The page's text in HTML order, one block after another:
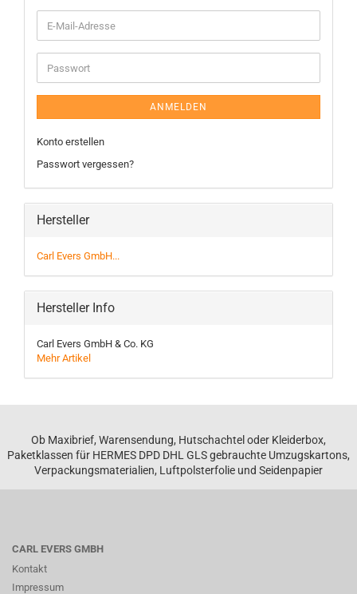
ANMELDEN
Konto erstellen
Passwort vergessen?
Hersteller
Carl Evers GmbH...
Hersteller Info
Carl Evers GmbH & Co. KG
Mehr Artikel
Ob Maxibrief, Warensendung, Hutschachtel oder Kleiderbox,
Paketklassen für HERMES DPD DHL GLS gebrauchte Umzugskartons,
Verpackungsmaterialien, Luftpolsterfolie und Seidenpapier
CARL EVERS GMBH
Kontakt
Impressum